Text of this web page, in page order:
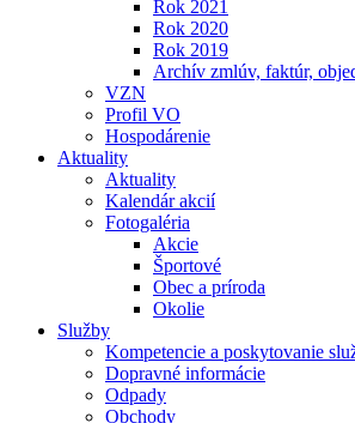
Rok 2021
Rok 2020
Rok 2019
Archív zmlúv, faktúr,
VZN
Profil VO
Hospodárenie
Aktuality
Aktuality
Kalendár akcií
Fotogaléria
Akcie
Športové
Obec a príroda
Okolie
Služby
Kompetencie a poskytovanie
Dopravné informácie
Odpady
Obchody